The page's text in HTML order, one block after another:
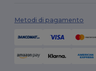
Metodi di pagamento